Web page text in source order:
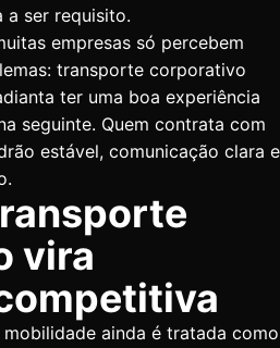
a ser requisito.
empresas só percebem
transporte corporativo
ter uma boa experiência
seguinte. Quem contrata com
estável, comunicação clara e
vira
ainda é tratada como